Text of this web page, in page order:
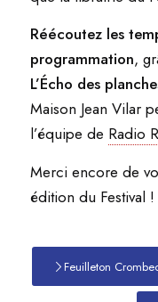
Réécoutez les
programmation,
L’Écho des
Maison Jean Vilar
l’équipe de Radio
Merci encore de
édition du Festival !
Feuilleton